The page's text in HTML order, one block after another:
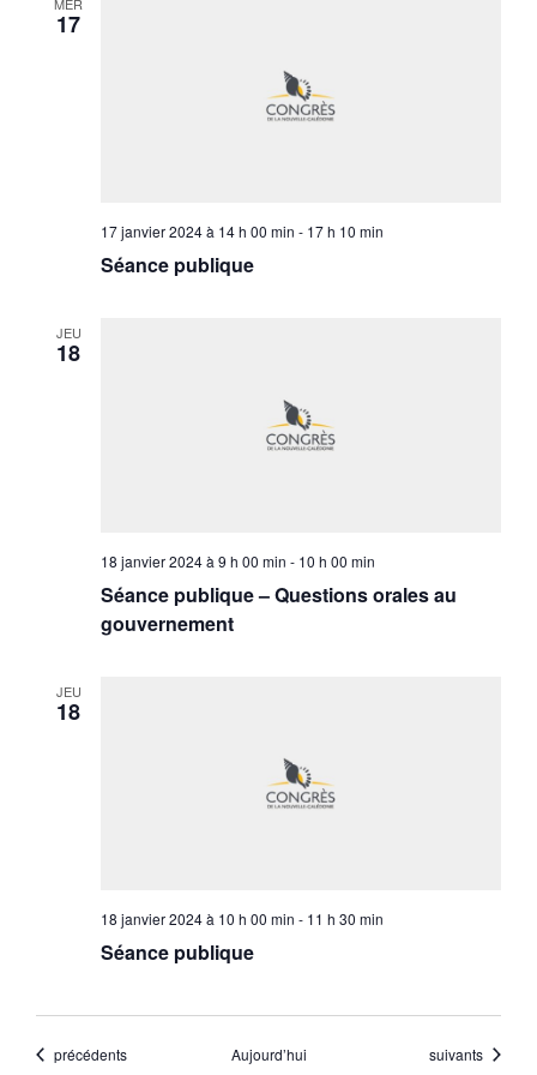
17
Séance publique
17 janvier 2024 à 14 h 00 min - 17 h 10 min
JEU
18
Séance publique – Questions orales au
gouvernement
18 janvier 2024 à 9 h 00 min - 10 h 00 min
JEU
18
Séance publique
18 janvier 2024 à 10 h 00 min - 11 h 30 min
Évènements
précédents Aujourd’hui Évènements
suivants